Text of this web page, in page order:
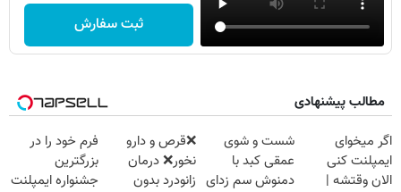
ثبت سفارش
مطالب پیشنهادی
اگر میخوای
ایمپلنت کنی
الان وقتشه |
شست و شوی
عمقی کبد با
دمنوش سم زدای
❌قرص‌ و دارو
نخور❌ درمان
زانودرد بدون
فرم خود را در
بزرگترین
جشنواره ایمپلنت